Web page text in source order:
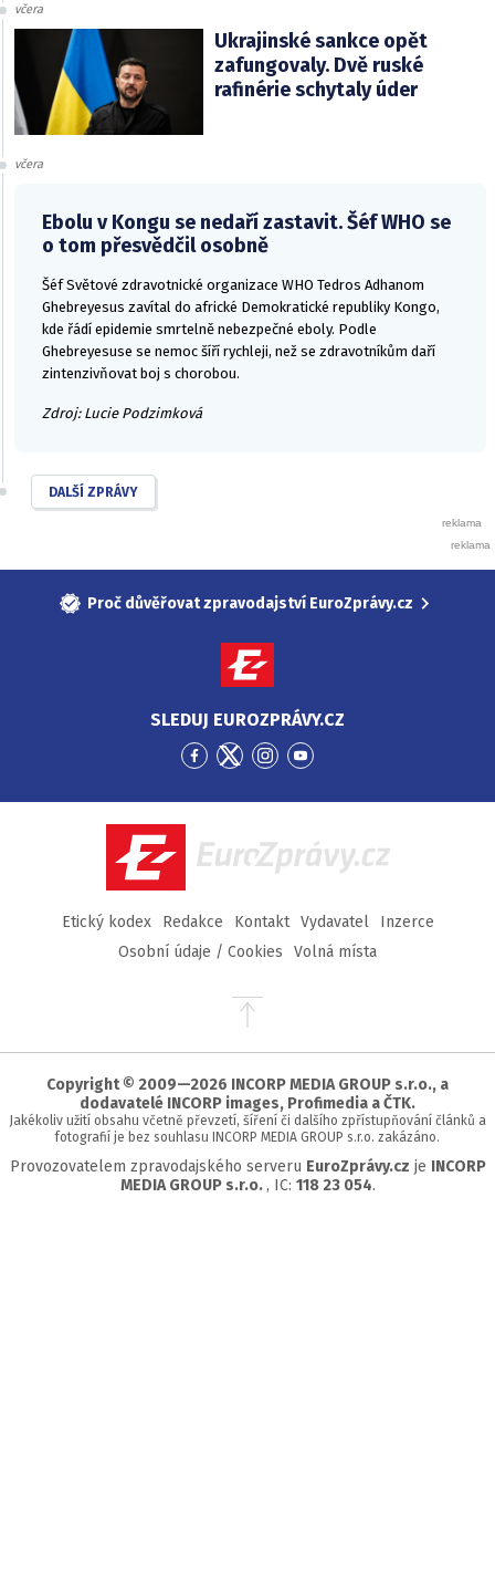
včera
Ukrajinské sankce opět
zafungovaly. Dvě ruské
rafinérie schytaly úder
včera
Ebolu v Kongu se nedaří zastavit. Šéf WHO se
o tom přesvědčil osobně
Šéf Světové zdravotnické organizace WHO Tedros Adhanom
Ghebreyesus zavítal do africké Demokratické republiky Kongo,
kde řádí epidemie smrtelně nebezpečné eboly. Podle
Ghebreyesuse se nemoc šíří rychleji, než se zdravotníkům daří
zintenzivňovat boj s chorobou.
Zdroj: Lucie Podzimková
DALŠÍ ZPRÁVY
Proč důvěřovat zpravodajství EuroZprávy.cz
SLEDUJ EUROZPRÁVY.CZ
Přejít
Facebook
Přejít
Twitter
Přejít
Instagram
Přejít
YouTube
EuroZprávy.cz
Etický kodex Redakce Kontakt Vydavatel
Inzerce
Osobní údaje / Cookies
Volná místa
Přejít
stránky
Copyright © 2009—2026 INCORP MEDIA GROUP s.r.o., a
dodavatelé INCORP images, Profimedia a ČTK.
Jakékoliv užití obsahu včetně převzetí, šíření či dalšího zpřístupňování článků a
fotografií je bez souhlasu INCORP MEDIA GROUP s.r.o. zakázáno.
Provozovatelem zpravodajského serveru EuroZprávy.cz je INCORP
MEDIA GROUP s.r.o. , IC: 118 23 054.